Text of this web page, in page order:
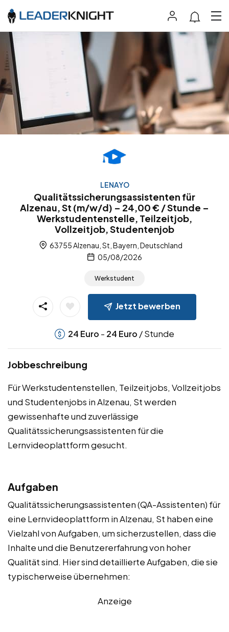
LENAYO
Qualitätssicherungsassistenten für
Alzenau, St (m/w/d) – 24,00 € / Stunde –
Werkstudentenstelle, Teilzeitjob,
Vollzeitjob, Studentenjob
63755 Alzenau, St, Bayern, Deutschland
05/08/2026
Werkstudent
Jetzt bewerben
24 Euro - 24 Euro / Stunde
Jobbeschreibung
Für Werkstudentenstellen, Teilzeitjobs, Vollzeitjobs
und Studentenjobs in Alzenau, St werden
gewissenhafte und zuverlässige
Qualitätssicherungsassistenten für die
Lernvideoplattform gesucht.
Aufgaben
Qualitätssicherungsassistenten (QA-Assistenten) für
eine Lernvideoplattform in Alzenau, St haben eine
Vielzahl von Aufgaben, um sicherzustellen, dass die
Inhalte und die Benutzererfahrung von hoher
Qualität sind. Hier sind detaillierte Aufgaben, die sie
typischerweise übernehmen:
Anzeige